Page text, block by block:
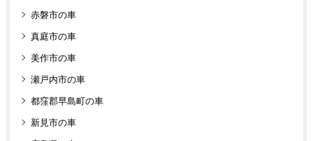
赤磐市の車
真庭市の車
美作市の車
瀬戸内市の車
都窪郡早島町の車
新見市の車